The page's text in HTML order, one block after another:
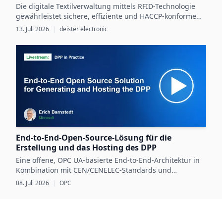
Die digitale Textilverwaltung mittels RFID-Technologie
gewährleistet sichere, effiziente und HACCP-konforme
Arbeitskleidungsprozesse in der
Lebensmittelproduktion.
13. Juli 2026 | deister electronic
End-to-End-Open-Source-Lösung für die
Erstellung und das Hosting des DPP
Eine offene, OPC UA-basierte End-to-End-Architektur in
Kombination mit CEN/CENELEC-Standards und
dataspace-Technologie bildet die Grundlage für eine
08. Juli 2026 | OPC